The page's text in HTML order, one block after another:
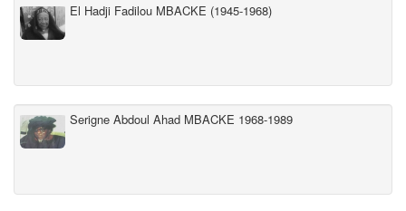
El Hadji Fadilou MBACKE (1945-1968)
Serigne Abdoul Ahad MBACKE 1968-1989